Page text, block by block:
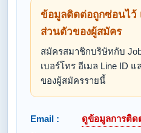
ข้อมูลติดต่อถูกซ่อนไว้
ส่วนตัวของผู้สมัคร
สมัครสมาชิกบริษัทกับ
เบอร์โทร อีเมล Line ID
ของผู้สมัครรายนี้
Email :
ดูข้อมูลการติด